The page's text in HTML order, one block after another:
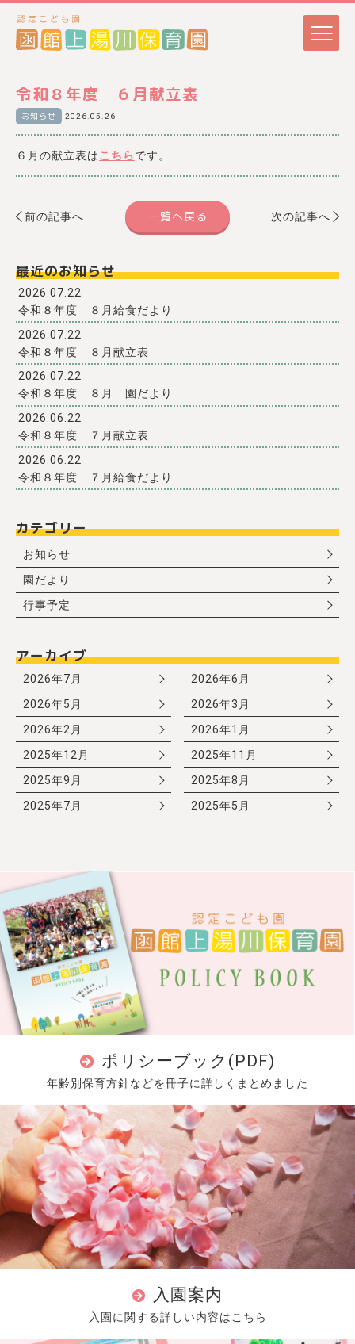
令和８年度 ６月献立表
お知らせ 2026.05.26
６月の献立表はこちらです。
前の記事へ 一覧へ戻る 次の記事へ
最近のお知らせ
2026.07.22
令和８年度 ８月給食だより
2026.07.22
令和８年度 ８月献立表
2026.07.22
令和８年度 ８月 園だより
2026.06.22
令和８年度 ７月献立表
2026.06.22
令和８年度 ７月給食だより
カテゴリー
お知らせ
園だより
行事予定
アーカイブ
2026年7月
2026年6月
2026年5月
2026年3月
2026年2月
2026年1月
2025年12月
2025年11月
2025年9月
2025年8月
2025年7月
2025年5月
ポリシーブック(PDF)
年齢別保育方針などを冊子に詳しくまとめました
入園案内
入園に関する詳しい内容はこちら